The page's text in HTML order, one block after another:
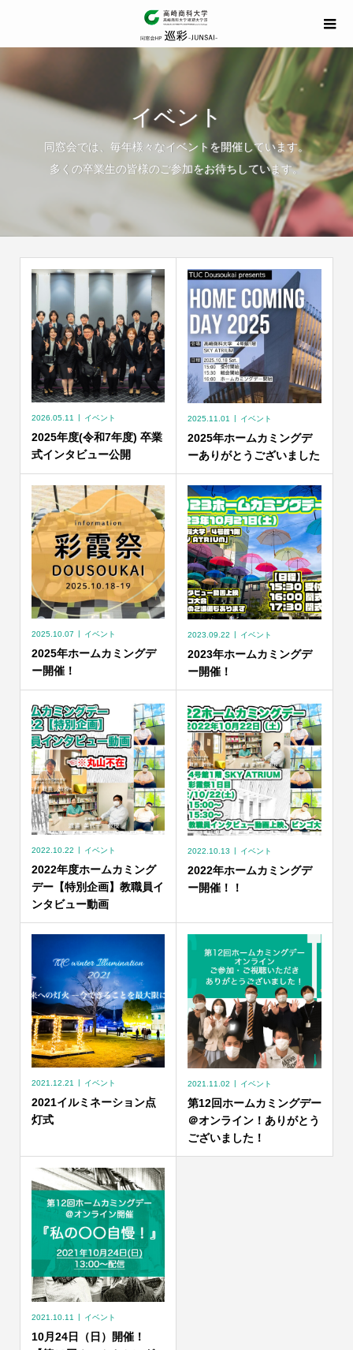
イベント
同窓会では、毎年様々なイベントを開催しています。
多くの卒業生の皆様のご参加をお待ちしています。
2026.05.11 イベント
2025年度(令和7年度) 卒業
式インタビュー公開
2025.11.01 イベント
2025年ホームカミングデ
ーありがとうございました
2025.10.07 イベント
2025年ホームカミングデ
ー開催！
2023.09.22 イベント
2023年ホームカミングデ
ー開催！
2022.10.22 イベント
2022年度ホームカミング
デー【特別企画】教職員イ
ンタビュー動画
2022.10.13 イベント
2022年ホームカミングデ
ー開催！！
2021.12.21 イベント
2021イルミネーション点
灯式
2021.11.02 イベント
第12回ホームカミングデー
＠オンライン！ありがとう
ございました！
2021.10.11 イベント
10月24日（日）開催！